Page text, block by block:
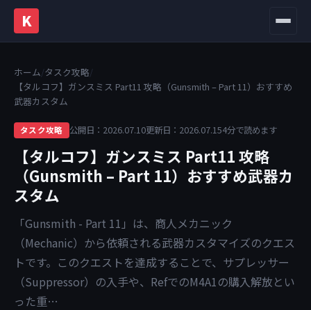
K メニュ
ホーム/タスク攻略/
【タルコフ】ガンスミス Part11 攻略（Gunsmith – Part 11）おすすめ
武器カスタム
タスク攻略 公開日：2026.07.10更新日：2026.07.154分で読めます
【タルコフ】ガンスミス Part11 攻略
（Gunsmith – Part 11）おすすめ武器カ
スタム
「Gunsmith - Part 11」は、商人メカニック
（Mechanic）から依頼される武器カスタマイズのクエス
トです。このクエストを達成することで、サプレッサー
（Suppressor）の入手や、RefでのM4A1の購入解放とい
った重…